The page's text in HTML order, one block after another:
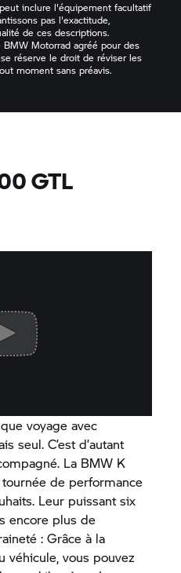
inclure l'équipement facultatif
pas l'exactitude,
de ces descriptions.
Motorrad agréé pour des
réserve le droit de réviser les
moment sans préavis.
GTL
voyage avec
seul. C’est d’autant
La BMW K
de performance
Leur puissant six
encore plus de
: Grâce à la
véhicule, vous pouvez